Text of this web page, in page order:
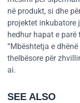
në produkt, si dhe
projektet inkubatore
hedhur hapat e
“Mbështetja e
thelbësore për
ai.
SEE ALSO